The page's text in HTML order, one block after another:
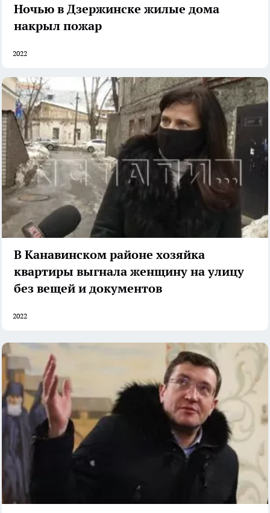
Ночью в Дзержинске жилые дома
накрыл пожар
2022
В Канавинском районе хозяйка
квартиры выгнала женщину на улицу
без вещей и документов
2022